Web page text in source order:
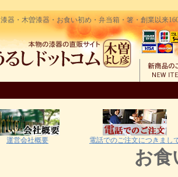
漆器・木曽漆器・お食い初め・弁当箱・箸・創業以来
運営会社概要 電話でのご注文につきまし
お食